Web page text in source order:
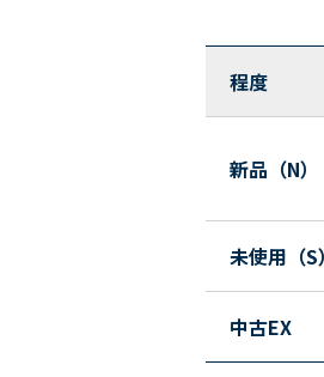
程度
新品（N）
未使用（S）
中古EX